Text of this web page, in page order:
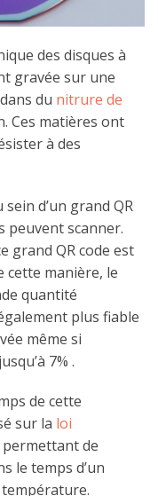
des disques à
gravée sur une
du nitrure de
Ces matières ont
à des
d’un grand QR
peuvent scanner.
grand QR code est
cette manière, le
quantité
plus fiable
même si
7% .
de cette
sur la loi
de
le temps d’un